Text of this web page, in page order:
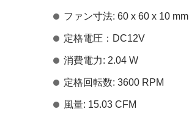
ファン寸法: 60 x 60 x 10 mm
定格電圧：DC12V
消費電力: 2.04 W
定格回転数: 3600 RPM
風量: 15.03 CFM